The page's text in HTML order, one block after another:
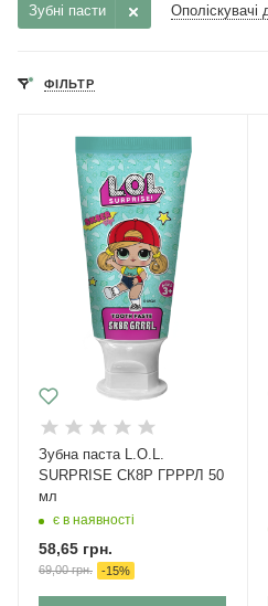
Ополіскувачі
Зубні пасти
ФІЛЬТР
Зубна паста L.O.L.
SURPRISE СК8Р ГРРРЛ 50
мл
є в наявності
58,65 грн.
69,00грн. -15%